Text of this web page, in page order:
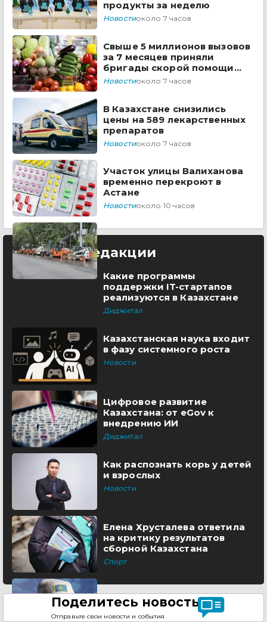
продукты за неделю
Новостиоколо 7 часов
Свыше 5 миллионов вызовов
за 7 месяцев приняли
бригады скорой помощи
Казахстана
Новостиоколо 7 часов
В Казахстане снизились
цены на 589 лекарственных
препаратов
Новостиоколо 7 часов
Участок улицы Валиханова
временно перекроют в
Астане
Новостиоколо 10 часов
Выбор редакции
Какие программы
поддержки IT-стартапов
реализуются в Казахстане
Диджитал
Казахстанская наука входит
в фазу системного роста
Новости
Цифровое развитие
Казахстана: от eGov к
внедрению ИИ
Диджитал
Как распознать корь у детей
и взрослых
Новости
Елена Хрусталева ответила
на критику результатов
сборной Казахстана
Спорт
Поделитесь новостью
Отправьте свои новости и события